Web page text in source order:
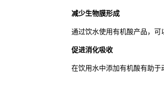
减少生物膜形成
通过饮水使用有机酸产品，可
促进消化吸收
在饮用水中添加有机酸有助于